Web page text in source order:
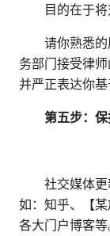
目的在于将
请你熟悉的
务部门接受律
并严正表达你基
第五步：保
社交媒体更
如：知乎、【
各大门户博客